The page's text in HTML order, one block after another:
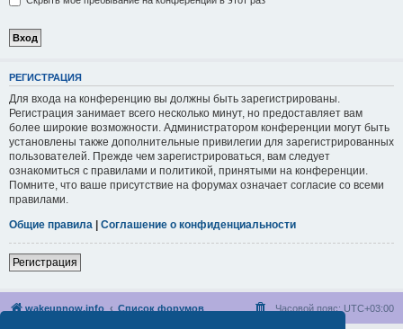
РЕГИСТРАЦИЯ
Для входа на конференцию вы должны быть зарегистрированы.
Регистрация занимает всего несколько минут, но предоставляет вам
более широкие возможности. Администратором конференции могут быть
установлены также дополнительные привилегии для зарегистрированных
пользователей. Прежде чем зарегистрироваться, вам следует
ознакомиться с правилами и политикой, принятыми на конференции.
Помните, что ваше присутствие на форумах означает согласие со всеми
правилами.
Общие правила | Соглашение о конфиденциальности
Регистрация
wakeupnow.info Список форумов Часовой пояс: UTC+03:00